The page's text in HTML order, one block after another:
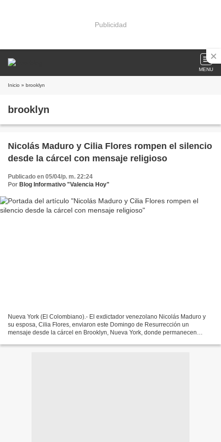
Publicidad
MENU
Inicio » brooklyn
brooklyn
Nicolás Maduro y Cilia Flores rompen el silencio
desde la cárcel con mensaje religioso
Publicado en 05/04/p. m. 22:24
Por Blog Informativo "Valencia Hoy"
Nueva York (El Colombiano).- El exdictador venezolano Nicolás Maduro y
su esposa, Cilia Flores, enviaron este Domingo de Resurrección un
mensaje desde la cárcel en Brooklyn, Nueva York, donde permanecen